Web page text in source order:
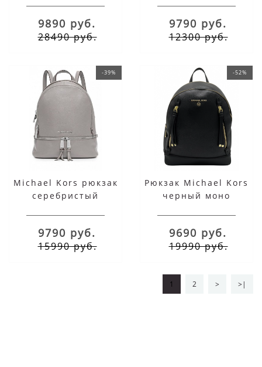
9890 руб.
28490 руб.
9790 руб.
12300 руб.
-39%
Michael Kors рюкзак
cеребристый
9790 руб.
15990 руб.
-52%
Рюкзак Michael Kors
черный моно
9690 руб.
19990 руб.
1 2 > >|